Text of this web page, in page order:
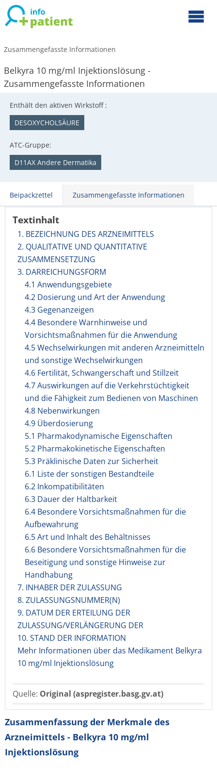
Zusammengefasste Informationen
Belkyra 10 mg/ml Injektionslösung -
Zusammengefasste Informationen
Enthält den aktiven Wirkstoff :
DESOXYCHOLSÄURE
ATC-Gruppe:
D11AX Andere Dermatika
Beipackzettel Zusammengefasste Informationen
Textinhalt
1. BEZEICHNUNG DES ARZNEIMITTELS
2. QUALITATIVE UND QUANTITATIVE
ZUSAMMENSETZUNG
3. DARREICHUNGSFORM
4.1 Anwendungsgebiete
4.2 Dosierung und Art der Anwendung
4.3 Gegenanzeigen
4.4 Besondere Warnhinweise und
Vorsichtsmaßnahmen für die Anwendung
4.5 Wechselwirkungen mit anderen Arzneimitteln
und sonstige Wechselwirkungen
4.6 Fertilität, Schwangerschaft und Stillzeit
4.7 Auswirkungen auf die Verkehrstüchtigkeit
und die Fähigkeit zum Bedienen von Maschinen
4.8 Nebenwirkungen
4.9 Überdosierung
5.1 Pharmakodynamische Eigenschaften
5.2 Pharmakokinetische Eigenschaften
5.3 Präklinische Daten zur Sicherheit
6.1 Liste der sonstigen Bestandteile
6.2 Inkompatibilitäten
6.3 Dauer der Haltbarkeit
6.4 Besondere Vorsichtsmaßnahmen für die
Aufbewahrung
6.5 Art und Inhalt des Behältnisses
6.6 Besondere Vorsichtsmaßnahmen für die
Beseitigung und sonstige Hinweise zur
Handhabung
7. INHABER DER ZULASSUNG
8. ZULASSUNGSNUMMER(N)
9. DATUM DER ERTEILUNG DER
ZULASSUNG/VERLÄNGERUNG DER
10. STAND DER INFORMATION
Mehr Informationen über das Medikament Belkyra
10 mg/ml Injektionslösung
Quelle: Original (aspregister.basg.gv.at)
Zusammenfassung der Merkmale des
Arzneimittels - Belkyra 10 mg/ml
Injektionslösung